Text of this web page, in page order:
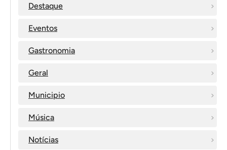
Destaque
Eventos
Gastronomia
Geral
Municipio
Música
Notícias